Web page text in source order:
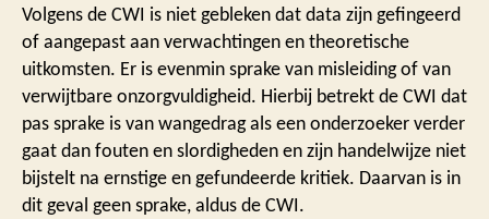
Volgens de CWI is niet gebleken dat data zijn gefingeerd
of aangepast aan verwachtingen en theoretische
uitkomsten. Er is evenmin sprake van misleiding of van
verwijtbare onzorgvuldigheid. Hierbij betrekt de CWI dat
pas sprake is van wangedrag als een onderzoeker verder
gaat dan fouten en slordigheden en zijn handelwijze niet
bijstelt na ernstige en gefundeerde kritiek. Daarvan is in
dit geval geen sprake, aldus de CWI.